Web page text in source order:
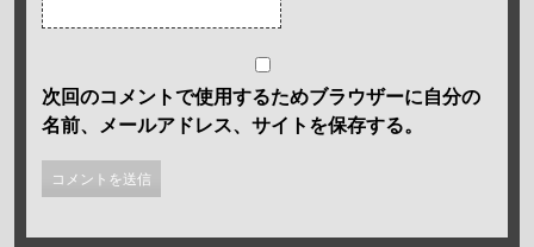
次回のコメントで使用するためブラウザーに自分の
名前、メールアドレス、サイトを保存する。